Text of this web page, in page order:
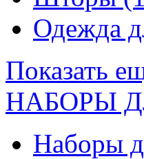
Одежда
Показать
НАБОРЫ
Наборы